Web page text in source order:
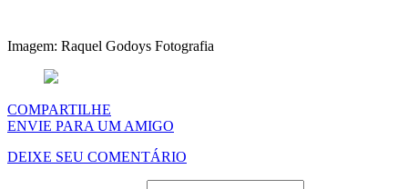
Imagem: Raquel Godoys Fotografia
COMPARTILHE
ENVIE PARA UM AMIGO
DEIXE SEU COMENTÁRIO